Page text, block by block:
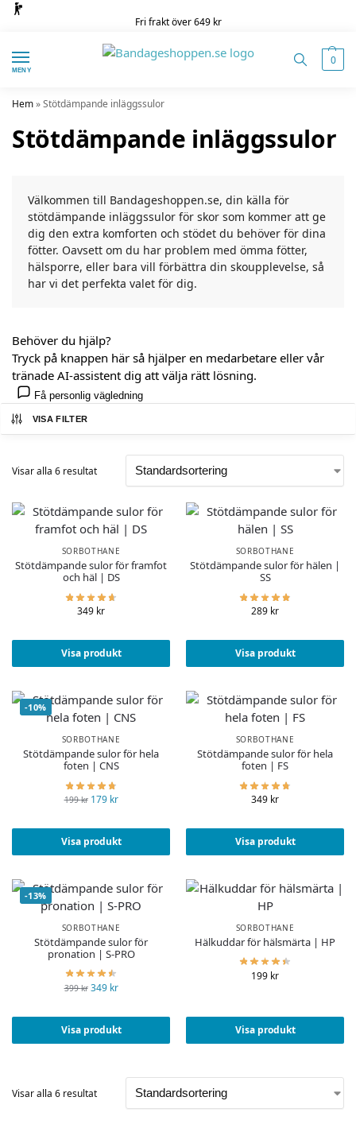
Fri frakt över 649 kr
MENY
0
Hem»Stötdämpande inläggssulor
Stötdämpande inläggssulor
Välkommen till Bandageshoppen.se, din källa för
stötdämpande inläggssulor för skor som kommer att ge
dig den extra komforten och stödet du behöver för dina
fötter. Oavsett om du har problem med ömma fötter,
hälsporre, eller bara vill förbättra din skoupplevelse, så
har vi det perfekta valet för dig.
Behöver du hjälp?
Tryck på knappen här så hjälper en medarbetare eller vår
tränade AI-assistent dig att välja rätt lösning.
Få personlig vägledning
VISA FILTER
Visar alla 6 resultat
SORBOTHANE
Stötdämpande sulor för framfot
och häl | DS
349 kr
Visa produkt
SORBOTHANE
Stötdämpande sulor för hälen |
SS
289 kr
Visa produkt
-10%
SORBOTHANE
Stötdämpande sulor för hela
foten | CNS
199kr 179 kr
Visa produkt
SORBOTHANE
Stötdämpande sulor för hela
foten | FS
349 kr
Visa produkt
-13%
SORBOTHANE
Stötdämpande sulor för
pronation | S-PRO
399kr 349 kr
Visa produkt
SORBOTHANE
Hälkuddar för hälsmärta | HP
199 kr
Visa produkt
Visar alla 6 resultat